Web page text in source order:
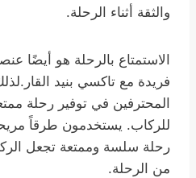
والثقة أثناء الرحلة.
الاستمتاع بالرحلة هو أيضًا
فريدة مع تاكسي بنيد
المحترفين في توفير رحلة
للركاب. يستخدمون طرقاً
رحلة سلسة وممتعة تجعل
من الرحلة.